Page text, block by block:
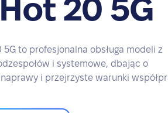
20 5G
to profesjonalna obsługa modeli z
i systemowe, dbając o
i przejrzyste warunki